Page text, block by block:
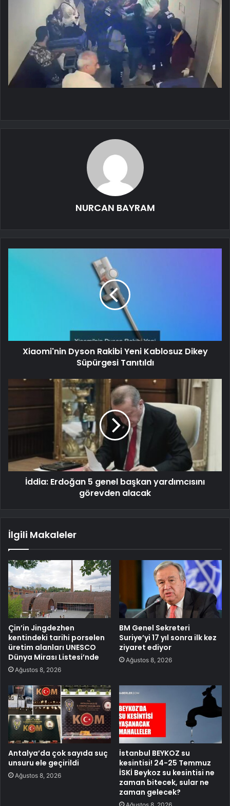
NURCAN BAYRAM
Xiaomi'nin Dyson Rakibi Yeni Kablosuz Dikey
Süpürgesi Tanıtıldı
İddia: Erdoğan 5 genel başkan yardımcısını
görevden alacak
İlgili Makaleler
Çin’in Jingdezhen
kentindeki tarihi porselen
üretim alanları UNESCO
Dünya Mirası Listesi’nde
Ağustos 8, 2026
BM Genel Sekreteri
Suriye’yi 17 yıl sonra ilk kez
ziyaret ediyor
Ağustos 8, 2026
Antalya’da çok sayıda suç
unsuru ele geçirildi
Ağustos 8, 2026
İstanbul BEYKOZ su
kesintisi! 24-25 Temmuz
İSKİ Beykoz su kesintisi ne
zaman bitecek, sular ne
zaman gelecek?